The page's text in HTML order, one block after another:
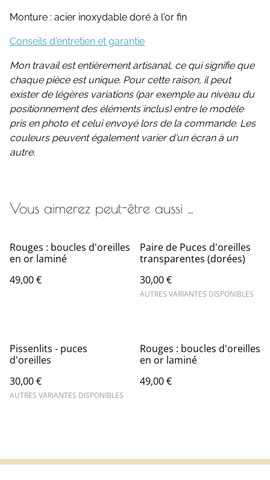
Monture : acier inoxydable doré à l'or fin
Conseils d'entretien et garantie
Mon travail est entièrement artisanal, ce qui signifie que
chaque pièce est unique. Pour cette raison, il peut
exister de légères variations (par exemple au niveau du
positionnement des éléments inclus) entre le modèle
pris en photo et celui envoyé lors de la commande. Les
couleurs peuvent également varier d'un écran à un
autre.
Vous aimerez peut-être aussi ...
Rouges : boucles d'oreilles
en or laminé
49,00 €
Paire de Puces d'oreilles
transparentes (dorées)
30,00 €
AUTRES VARIANTES DISPONIBLES
Pissenlits - puces
d'oreilles
30,00 €
AUTRES VARIANTES DISPONIBLES
Rouges : boucles d'oreilles
en or laminé
49,00 €